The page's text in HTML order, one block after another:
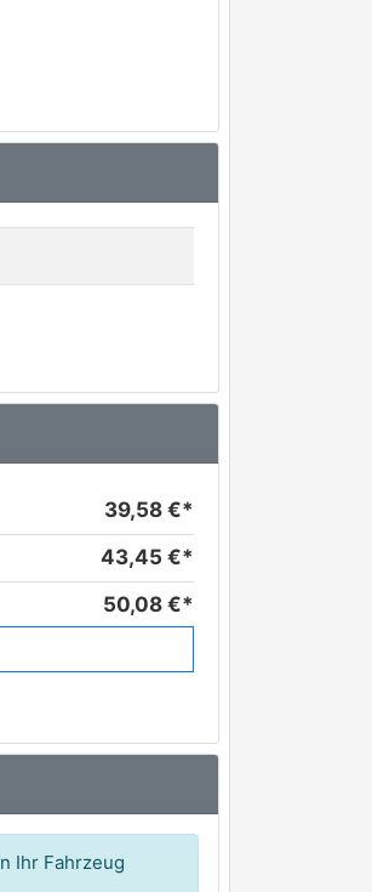
39,58 €*
43,45 €*
50,08 €*
59,99 €*
62,87 €*
Ihr Fahrzeug